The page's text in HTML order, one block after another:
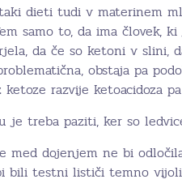
dieti tudi v materinem
samo to, da ima človek,
da če so ketoni v slini,
obstaja pa
razvije ketoacidoza
je treba paziti, ker so
med dojenjem ne bi
bili testni lističi temno